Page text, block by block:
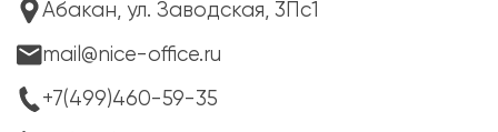
Абакан, ул. Заводская, 3Пс1
mail@nice-office.ru
+7(499)460-59-35